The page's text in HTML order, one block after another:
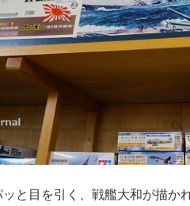
ッと目を引く、戦艦大和が描か